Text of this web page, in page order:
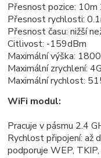
Přesnost pozice: 10m
Přesnost rychlosti:
Přesnost času: nižší
Citlivost: -159dBm
Maximální výška:
Maximální zrychlení: 4G
Maximální rychlost:
WiFi modul:
Pracuje v pásmu 2.4
Rychlost připojení: až
podporuje WEP,